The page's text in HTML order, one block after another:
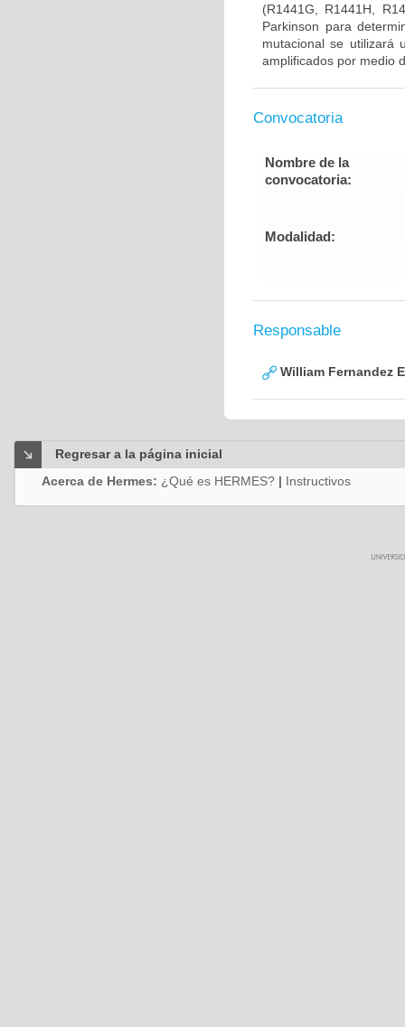
(R1441G, R1441H,
Parkinson para
mutacional se utilizará
amplificados por medio
Convocatoria
Nombre de la
convocatoria:
Modalidad:
Responsable
William Fernandez
Regresar a la página inicial
Acerca de Hermes: ¿Qué es HERMES? | Instructivos